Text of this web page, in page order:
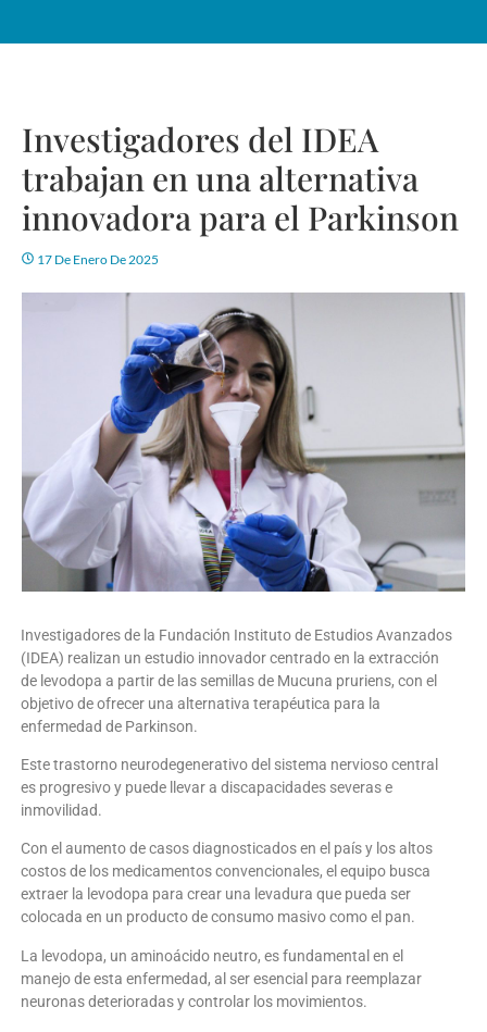
Investigadores del IDEA
trabajan en una alternativa
innovadora para el Parkinson
17 De Enero De 2025
Investigadores de la Fundación Instituto de Estudios Avanzados
(IDEA) realizan un estudio innovador centrado en la extracción
de levodopa a partir de las semillas de Mucuna pruriens, con el
objetivo de ofrecer una alternativa terapéutica para la
enfermedad de Parkinson.
Este trastorno neurodegenerativo del sistema nervioso central
es progresivo y puede llevar a discapacidades severas e
inmovilidad.
Con el aumento de casos diagnosticados en el país y los altos
costos de los medicamentos convencionales, el equipo busca
extraer la levodopa para crear una levadura que pueda ser
colocada en un producto de consumo masivo como el pan.
La levodopa, un aminoácido neutro, es fundamental en el
manejo de esta enfermedad, al ser esencial para reemplazar
neuronas deterioradas y controlar los movimientos.